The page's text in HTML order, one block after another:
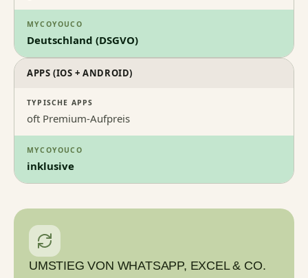
MYCOYOUCO
Deutschland (DSGVO)
APPS (IOS + ANDROID)
TYPISCHE APPS
oft Premium-Aufpreis
MYCOYOUCO
inklusive
UMSTIEG VON WHATSAPP, EXCEL & CO.